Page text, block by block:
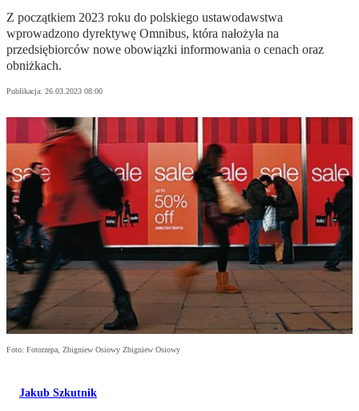
Z początkiem 2023 roku do polskiego ustawodawstwa
wprowadzono dyrektywę Omnibus, która nałożyła na
przedsiębiorców nowe obowiązki informowania o cenach oraz
obniżkach.
Publikacja: 26.03.2023 08:00
Foto: Fotorzepa, Zbigniew Osiowy Zbigniew Osiowy
Jakub Szkutnik